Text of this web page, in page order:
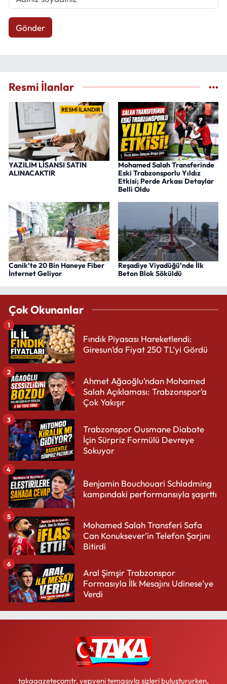
Gönder
Resmi İlanlar
RESMİ İLANDIR
YAZILIM LİSANSI SATIN
ALINACAKTIR
Mohamed Salah Transferinde
Eski Trabzonsporlu Yıldız
Etkisi; Perde Arkası Detaylar
Belli Oldu
Canik’te 20 Bin Haneye Fiber
İnternet Geliyor
Reşadiye Viyadüğü’nde İlk
Beton Blok Söküldü
Çok Okunanlar
Fındık Piyasası Hareketlendi:
Giresun’da Fiyat 250 TL’yi Gördü
1
Ahmet Ağaoğlu’ndan Mohamed
Salah Açıklaması: Trabzonspor’a
Çok Yakışır
2
Trabzonspor Ousmane Diabate
İçin Sürpriz Formülü Devreye
Sokuyor
3
Benjamin Bouchouari Schladming
kampındaki performansıyla şaşırttı
4
Mohamed Salah Transferi Safa
Can Konuksever’in Telefon Şarjını
Bitirdi
5
Aral Şimşir Trabzonspor
Formasıyla İlk Mesajını Udinese’ye
Verdi
6
takagazetecomtr, yepyeni temasıyla sizleri buluştururken,